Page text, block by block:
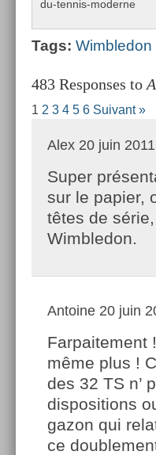
du-tennis-moderne
Tags: Wimbledon
483 Responses to
1 2 3 4 5 6 Suivant »
Alex 20 juin
Super
sur le papier,
têtes de
Wimbledon.
Antoine 20 juin
Farpaitement
même plus !
des 32 TS n’
dispositions
gazon qui
ce